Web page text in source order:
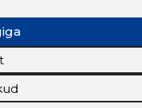
Äpp toob
Eesti
ametnikud).
ja